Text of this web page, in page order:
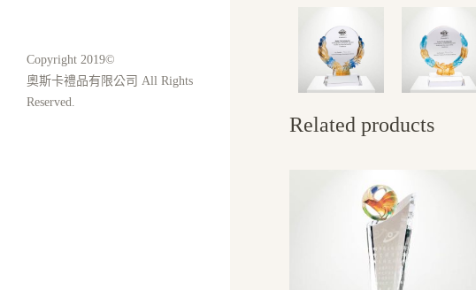
Copyright 2019©
奧斯卡禮品有限公司 All Rights
Reserved.
Related products